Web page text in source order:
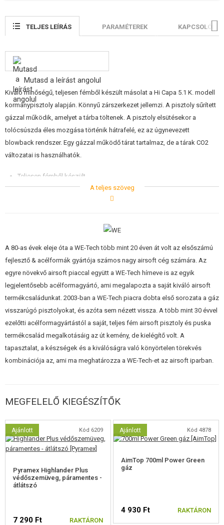
KEDVEZMÉNYEK
TELJES LEÍRÁS PARAMÉTEREK KAPCSOLÓDÓ
Mutasd a leírást angolul
Kiváló minőségű, teljesen fémből készült másolat a Hi Capa 5.1 K. modell
kormánypisztoly alapján. Könnyű zárszerkezet jellemzi. A pisztoly sűrített
gázzal működik, amelyet a tárba töltenek. A pisztoly elsütésekor a
tolócsúszda éles mozgása történik hátrafelé, ez az úgynevezett
blowback rendszer. Egy gázzal működő tárat tartalmaz, de a tárak CO2
változatai is használhatók.
Teljesen fémből készült
Valósághű elemzés
Nagyon erős blowback - a zárszerkezet mozgása a tüzelés során
20 mm-es rögzítés taktikai kiegészítőkhöz.
A teljes szöveg
A 80-as évek eleje óta a WE-Tech több mint 20 éven át volt az elsőszámú
fejlesztő & acélformák gyártója számos nagy airsoft cég számára. Az
egyre növekvő airsoft piaccal együtt a WE-Tech hírneve is az egyik
legjelentősebb acélformagyártó, ami megalapozta a saját kiváló airsoft
termékcsaládunkat. 2003-ban a WE-Tech piacra dobta első sorozata a gáz
visszarúgó pisztolyokat, és azóta sem nézett vissza. A több mint 30 évvel
ezelőtti acélformagyártástól a saját, teljes fém airsoft pisztoly és puska
termékcsalád megalkotásáig az út kemény, de kielégítő volt. A
tapasztalat, a készségek és a kiválóságra való könyörtelen törekvés
kombinációja az, ami ma meghatározza a WE-Tech-et az airsoft iparban.
MEGFELELŐ KIEGÉSZÍTŐK
Ajánlott Kód 6209
Pyramex Highlander Plus
védőszemüveg, páramentes -
átlátszó
7 290 Ft RAKTÁRON
Ajánlott Kód 4878
AimTop 700ml Power Green
gáz
4 930 Ft RAKTÁRON